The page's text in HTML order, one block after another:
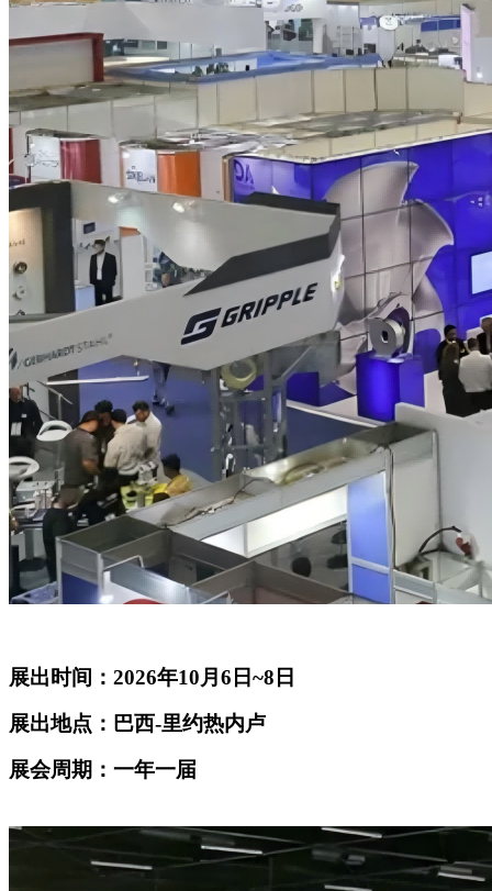
展出时间：2026年10月6日~8日
展出地点：巴西-里约热内卢
展会周期：一年一届